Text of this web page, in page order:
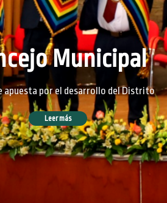
Municipal
apuesta por el desarrollo del Distrito
Leer más